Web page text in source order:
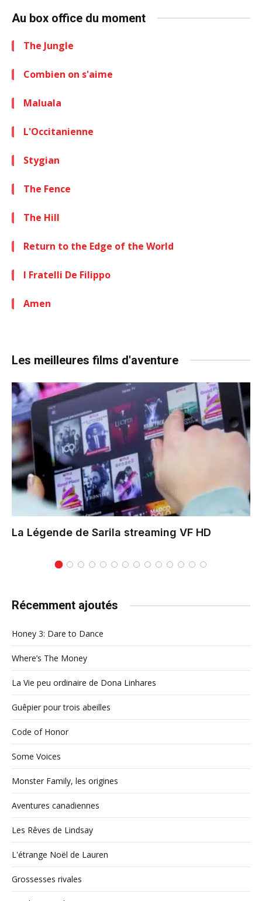
Au box office du moment
The Jungle
Combien on s'aime
Maluala
L'Occitanienne
Stygian
The Fence
The Hill
Return to the Edge of the World
I Fratelli De Filippo
Amen
Les meilleures films d'aventure
La Légende de Sarila streaming VF HD
Récemment ajoutés
Honey 3: Dare to Dance
Where’s The Money
La Vie peu ordinaire de Dona Linhares
Guêpier pour trois abeilles
Code of Honor
Some Voices
Monster Family, les origines
Aventures canadiennes
Les Rêves de Lindsay
L'étrange Noël de Lauren
Grossesses rivales